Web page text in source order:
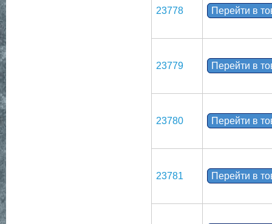
23778 Перейти в
23779 Перейти в
23780 Перейти в
23781 Перейти в